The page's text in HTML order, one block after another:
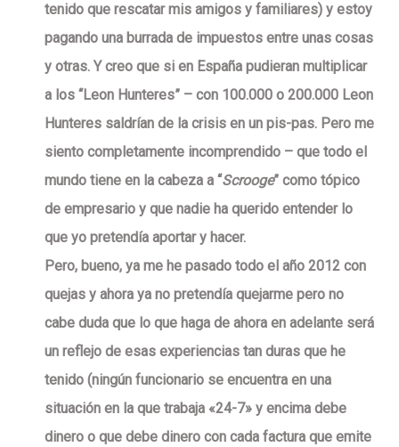
tenido que rescatar mis amigos y familiares) y estoy
pagando una burrada de impuestos entre unas cosas
y otras. Y creo que si en España pudieran multiplicar
a los “Leon Hunteres” – con 100.000 o 200.000 Leon
Hunteres saldrían de la crisis en un pis-pas. Pero me
siento completamente incomprendido – que todo el
mundo tiene en la cabeza a “Scrooge” como tópico
de empresario y que nadie ha querido entender lo
que yo pretendía aportar y hacer.
Pero, bueno, ya me he pasado todo el año 2012 con
quejas y ahora ya no pretendía quejarme pero no
cabe duda que lo que haga de ahora en adelante será
un reflejo de esas experiencias tan duras que he
tenido (ningún funcionario se encuentra en una
situación en la que trabaja «24-7» y encima debe
dinero o que debe dinero con cada factura que emite